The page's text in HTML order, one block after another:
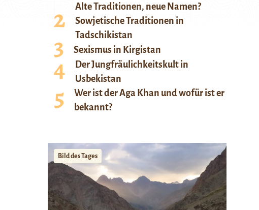
Alte Traditionen, neue Namen?
Sowjetische Traditionen in
Tadschikistan
Sexismus in Kirgistan
Der Jungfräulichkeitskult in
Usbekistan
Wer ist der Aga Khan und wofür ist er
bekannt?
Bild des Tages